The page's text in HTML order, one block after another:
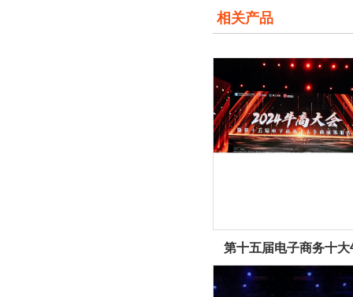
相关产品
第十五届电子商务十